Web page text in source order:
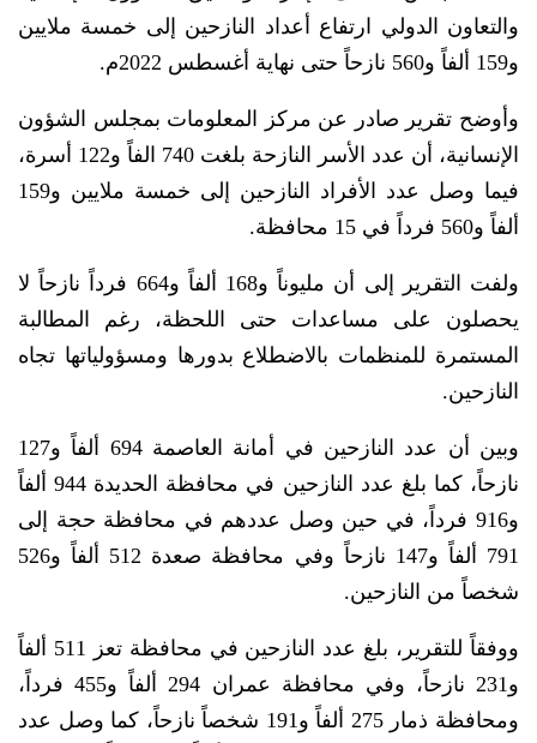
والتعاون الدولي ارتفاع أعداد النازحين إلى خمسة ملايين
و159 ألفاً و560 نازحاً حتى نهاية أغسطس 2022م.
وأوضح تقرير صادر عن مركز المعلومات بمجلس الشؤون
الإنسانية، أن عدد الأسر النازحة بلغت 740 الفاً و122 أسرة،
فيما وصل عدد الأفراد النازحين إلى خمسة ملايين و159
ألفاً و560 فرداً في 15 محافظة.
ولفت التقرير إلى أن مليوناً و168 ألفاً و664 فرداً نازحاً لا
يحصلون على مساعدات حتى اللحظة، رغم المطالبة
المستمرة للمنظمات بالاضطلاع بدورها ومسؤولياتها تجاه
النازحين.
وبين أن عدد النازحين في أمانة العاصمة 694 ألفاً و127
نازحاً، كما بلغ عدد النازحين في محافظة الحديدة 944 ألفاً
و916 فرداً، في حين وصل عددهم في محافظة حجة إلى
791 ألفاً و147 نازحاً وفي محافظة صعدة 512 ألفاً و526
شخصاً من النازحين.
ووفقاً للتقرير، بلغ عدد النازحين في محافظة تعز 511 ألفاً
و231 نازحاً، وفي محافظة عمران 294 ألفاً و455 فرداً،
ومحافظة ذمار 275 ألفاً و191 شخصاً نازحاً، كما وصل عدد